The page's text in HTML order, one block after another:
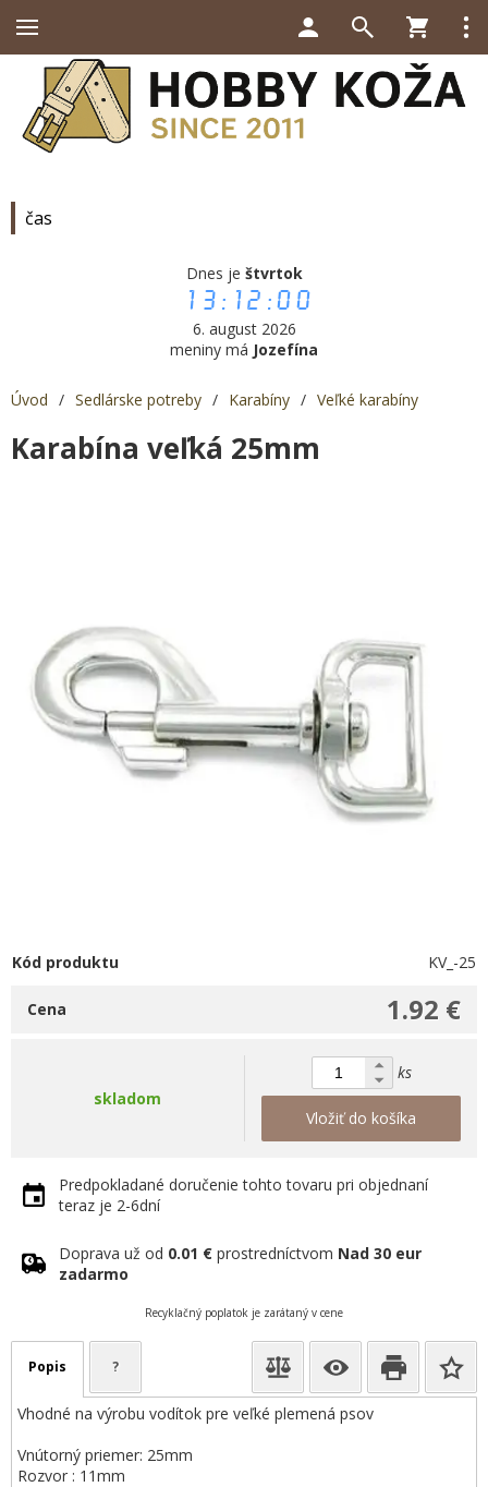
čas
Dnes je štvrtok
13:12:00
6. august 2026
meniny má Jozefína
Úvod / Sedlárske potreby / Karabíny / Veľké karabíny
Karabína veľká 25mm
Kód produktu KV_-25
1.92 €
Cena
skladom
ks
Vložiť do košíka
Predpokladané doručenie tohto tovaru pri objednaní
teraz je 2-6dní
Doprava už od 0.01 € prostredníctvom Nad 30 eur
zadarmo
Recyklačný poplatok je zarátaný v cene
Popis ?
Vhodné na výrobu vodítok pre veľké plemená psov
Vnútorný priemer: 25mm
Rozvor : 11mm